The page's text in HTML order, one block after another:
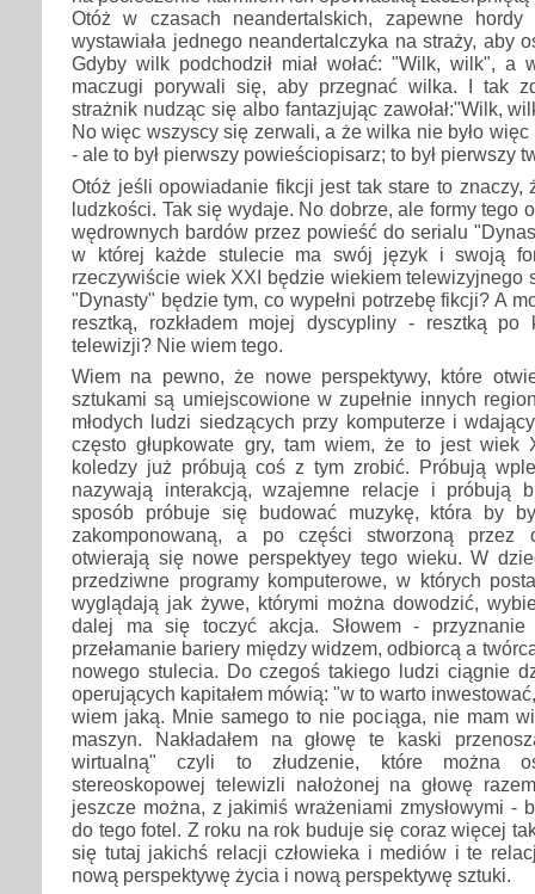
Otóż w czasach neandertalskich, zapewne hordy
wystawiała jednego neandertalczyka na straży, aby
Gdyby wilk podchodził miał wołać: "Wilk, wilk", a
maczugi porywali się, aby przegnać wilka. I tak
strażnik nudząc się albo fantazjując zawołał:"Wilk,
No więc wszyscy się zerwali, a że wilka nie było
- ale to był pierwszy powieściopisarz; to był pierwszy
Otóż jeśli opowiadanie fikcji jest tak stare to znaczy,
ludzkości. Tak się wydaje. No dobrze, ale formy tego
wędrownych bardów przez powieść do serialu
w której każde stulecie ma swój język i swoją
rzeczywiście wiek XXI będzie wiekiem telewizyjnego
"Dynasty" będzie tym, co wypełni potrzebę fikcji? A
resztką, rozkładem mojej dyscypliny - resztką po
telewizji? Nie wiem tego.
Wiem na pewno, że nowe perspektywy, które
sztukami są umiejscowione w zupełnie innych
młodych ludzi siedzących przy komputerze i
często głupkowate gry, tam wiem, że to jest wiek
koledzy już próbują coś z tym zrobić. Próbują
nazywają interakcją, wzajemne relacje i próbują
sposób próbuje się budować muzykę, która by
zakomponowaną, a po części stworzoną przez
otwierają się nowe perspektyey tego wieku. W
przedziwne programy komputerowe, w których
wyglądają jak żywe, którymi można dowodzić,
dalej ma się toczyć akcja. Słowem -
przełamanie bariery między widzem, odbiorcą a
nowego stulecia. Do czegoś takiego ludzi ciągnie
operujących kapitałem mówią: "w to warto
wiem jaką. Mnie samego to nie pociąga, nie mam
maszyn. Nakładałem na głowę te kaski
wirtualną" czyli to złudzenie, które można
stereoskopowej telewizli nałożonej na głowę
jeszcze można, z jakimiś wrażeniami zmysłowymi -
do tego fotel. Z roku na rok buduje się coraz więcej
się tutaj jakichś relacji człowieka i mediów i te
nową perspektywę życia i nową perspektywę sztuki.